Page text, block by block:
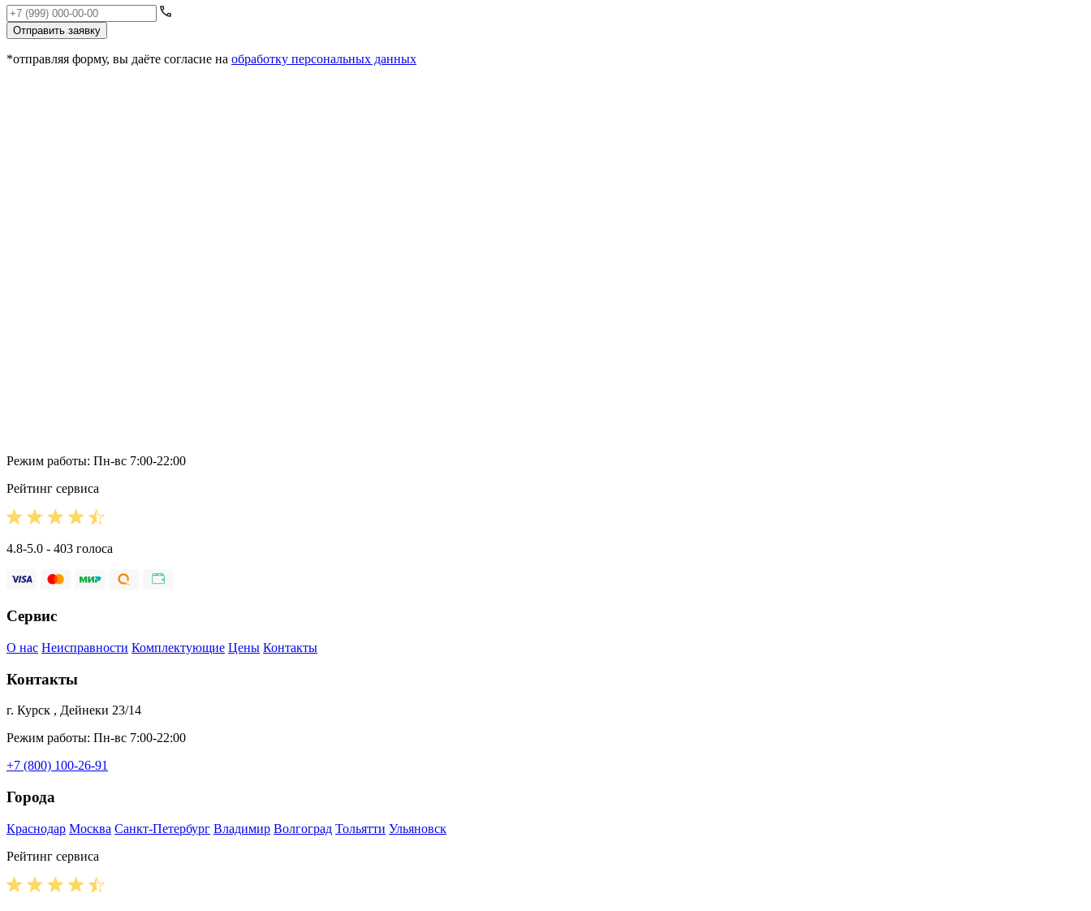
Отправить заявку
*отправляя форму, вы даёте согласие на обработку персональных данных
Режим работы: Пн-вс 7:00-22:00
Рейтинг сервиса
4.8-5.0 - 403 голоса
Сервис
О нас Неисправности Комплектующие Цены Контакты
Контакты
г. Курск , Дейнеки 23/14
Режим работы: Пн-вс 7:00-22:00
+7 (800) 100-26-91
Города
Краснодар Москва Санкт-Петербург Владимир Волгоград Тольятти Ульяновск
Рейтинг сервиса